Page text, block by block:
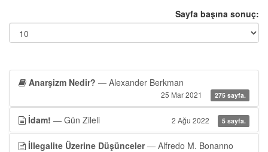
Sayfa başına sonuç:
Anarşizm Nedir? — Alexander Berkman
25 Mar 2021 275 sayfa.
İdam! — Gün Zileli 2 Ağu 2022 5 sayfa.
İllegalite Üzerine Düşünceler— Alfredo M. Bonanno